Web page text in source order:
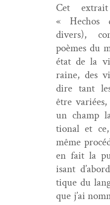
Cet
« Hechos
divers),
poèmes du
état de la
raine, des
dire tant
être
un champ
tion­al et
même
en fait la
isant
tique du
que j’ai